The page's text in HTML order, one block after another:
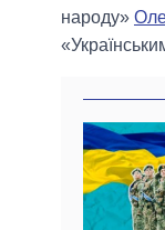
народу»